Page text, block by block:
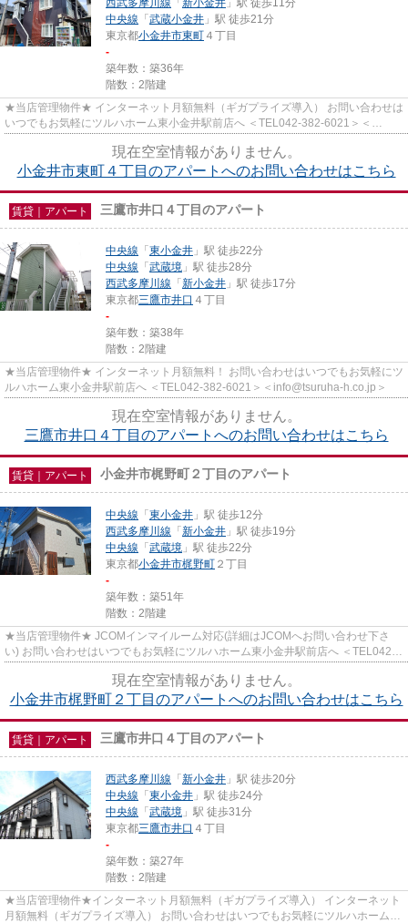
西武多摩川線 「 新小金井 」駅 徒歩11分
中央線 「 武蔵小金井 」駅 徒歩21分
東京都小金井市東町 ４丁目
-
築年数：築36年
階数：2階建
★当店管理物件★ インターネット月額無料（ギガプライズ導入） お問い合わせは
いつでもお気軽にツルハホーム東小金井駅前店へ ＜TEL042-382-6021＞＜
現在空室情報がありません。
小金井市東町４丁目のアパートへのお問い合わせはこちら
賃貸｜アパート 三鷹市井口４丁目のアパート
中央線 「 東小金井 」駅 徒歩22分
中央線 「 武蔵境 」駅 徒歩28分
西武多摩川線 「 新小金井 」駅 徒歩17分
東京都三鷹市井口 ４丁目
-
築年数：築38年
階数：2階建
★当店管理物件★ インターネット月額無料！ お問い合わせはいつでもお気軽にツ
ルハホーム東小金井駅前店へ ＜TEL042-382-6021＞＜info@tsuruha-h.co.jp＞
現在空室情報がありません。
三鷹市井口４丁目のアパートへのお問い合わせはこちら
賃貸｜アパート 小金井市梶野町２丁目のアパート
中央線 「 東小金井 」駅 徒歩12分
西武多摩川線 「 新小金井 」駅 徒歩19分
中央線 「 武蔵境 」駅 徒歩22分
東京都小金井市梶野町 ２丁目
-
築年数：築51年
階数：2階建
★当店管理物件★ JCOMインマイルーム対応(詳細はJCOMへお問い合わせ下さ
い) お問い合わせはいつでもお気軽にツルハホーム東小金井駅前店へ ＜TEL042-
現在空室情報がありません。
小金井市梶野町２丁目のアパートへのお問い合わせはこちら
賃貸｜アパート 三鷹市井口４丁目のアパート
西武多摩川線 「 新小金井 」駅 徒歩20分
中央線 「 東小金井 」駅 徒歩24分
中央線 「 武蔵境 」駅 徒歩31分
東京都三鷹市井口 ４丁目
-
築年数：築27年
階数：2階建
★当店管理物件★インターネット月額無料（ギガプライズ導入） インターネット
月額無料（ギガプライズ導入） お問い合わせはいつでもお気軽にツルハホーム東